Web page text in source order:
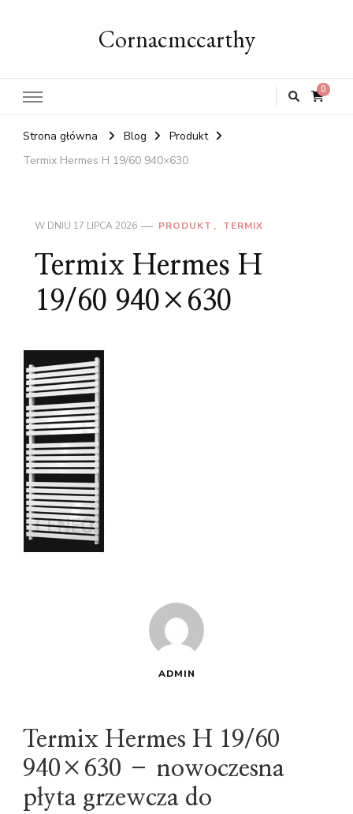
Cornacmccarthy
0
Strona główna Blog
Produkt
Termix Hermes H 19/60 940×630
W DNIU 17 LIPCA 2026 PRODUKT TERMIX
Termix Hermes H
19/60 940×630
ADMIN
Termix Hermes H 19/60
940×630 – nowoczesna
płyta grzewcza do